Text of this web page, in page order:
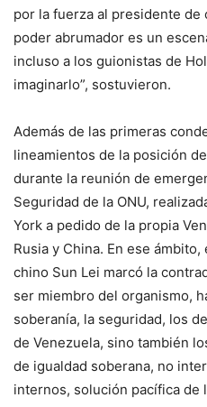
por la fuerza al presidente
poder abrumador es un
incluso a los guionistas de
imaginarlo”, sostuvieron.
Además de las primeras
lineamientos de la posición
durante la reunión de
Seguridad de la ONU,
York a pedido de la propia
Rusia y China. En ese
chino Sun Lei marcó la
ser miembro del organismo,
soberanía, la seguridad, los
de Venezuela, sino también
de igualdad soberana, no
internos, solución pacífica de